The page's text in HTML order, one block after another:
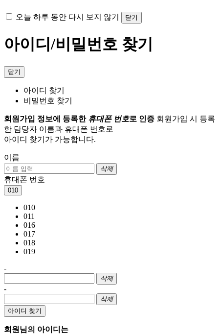
오늘 하루 동안 다시 보지 않기 닫기
아이디/비밀번호 찾기
닫기
아이디 찾기
비밀번호 찾기
회원가입 정보에 등록한 휴대폰 번호로 인증 회원가입 시 등록
한 담당자 이름과 휴대폰 번호로
아이디 찾기가 가능합니다.
이름
삭제
휴대폰 번호
010
010
011
016
017
018
019
-
삭제
-
삭제
아이디 찾기
회원님의 아이디는